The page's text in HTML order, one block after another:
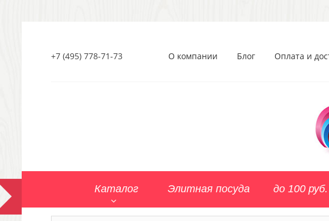
+7 (495) 778-71-73 О компании Блог Оплата и
Каталог Элитная посуда до 100 руб.